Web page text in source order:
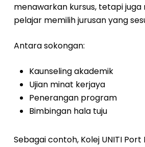
menawarkan kursus, tetapi
pelajar memilih jurusan yang
Antara sokongan:
Kaunseling akademik
Ujian minat kerjaya
Penerangan program
Bimbingan hala tuju
Sebagai contoh, Kolej UNITI Port